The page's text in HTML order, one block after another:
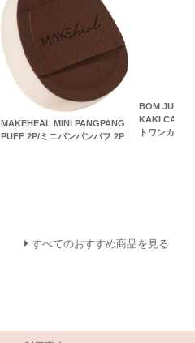
MAKEHEAL MINI PANGPANG
PUFF 2P/ミニパンパンパフ 2P
BOM JUST
KAKI CALYX
トワンカキ
すべてのおすすめ商品を見る